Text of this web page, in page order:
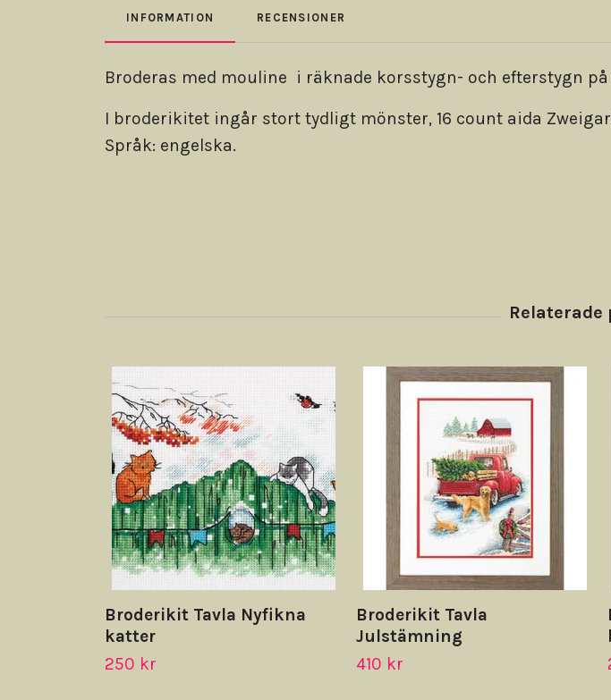
INFORMATION RECENSIONER
Broderas med mouline i räknade korsstygn- och efterstygn
I broderikitet ingår stort tydligt mönster, 16 count aida
Språk: engelska.
Broderikit Tavla Nyfikna
katter
250 kr
Broderikit Tavla
Julstämning
410 kr